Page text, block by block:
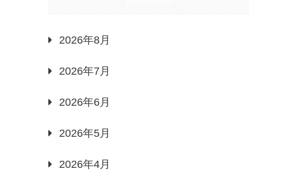
2026年8月
2026年7月
2026年6月
2026年5月
2026年4月